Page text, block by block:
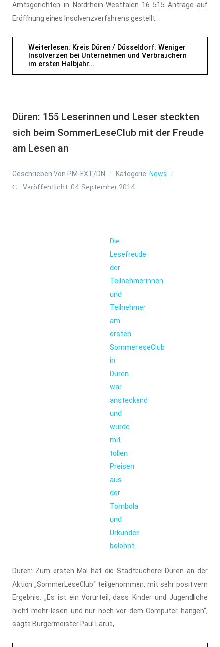
Amtsgerichten in Nordrhein-Westfalen 16 515 Anträge auf
Eröffnung eines Insolvenzverfahrens gestellt.
Weiterlesen: Kreis Düren / Düsseldorf: Weniger
Insolvenzen bei Unternehmen und Verbrauchern
im ersten Halbjahr...
Düren: 155 Leserinnen und Leser steckten
sich beim SommerLeseClub mit der Freude
am Lesen an
Geschrieben Von PM-EXT/DN Kategorie: News
Veröffentlicht: 04. September 2014
Die
Lesefreude
der
Teilnehmerinnen
und
Teilnehmer
am
ersten
SommerleseClub
in
Düren
war
ansteckend
und
wurde
mit
tollen
Preisen
aus
der
Tombola
und
Urkunden
belohnt.
Düren: Zum ersten Mal hat die Stadtbücherei Düren an der
Aktion „SommerLeseClub“ teilgenommen, mit sehr positivem
Ergebnis. „Es ist ein Vorurteil, dass Kinder und Jugendliche
nicht mehr lesen und nur noch vor dem Computer hängen“,
sagte Bürgermeister Paul Larue,